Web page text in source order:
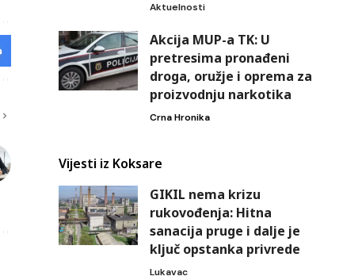
Aktuelnosti
Akcija MUP-a TK: U
pretresima pronađeni
droga, oružje i oprema za
proizvodnju narkotika
Crna Hronika
Vijesti iz Koksare
GIKIL nema krizu
rukovođenja: Hitna
sanacija pruge i dalje je
ključ opstanka privrede
Lukavac